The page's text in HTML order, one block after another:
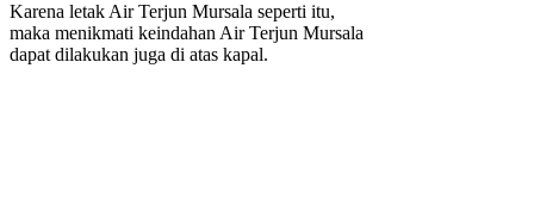
Karena letak Air Terjun Mursala seperti itu,
maka menikmati keindahan Air Terjun Mursala
dapat dilakukan juga di atas kapal.